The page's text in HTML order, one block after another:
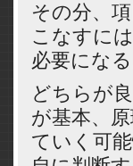
その分、
こなすに
必要になる
どちらが
が基本、
ていく可